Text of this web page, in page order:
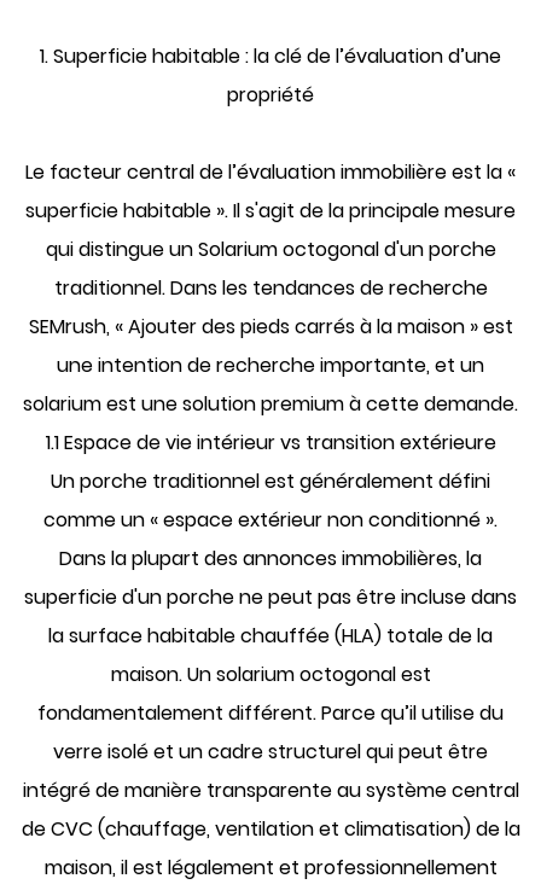
1. Superficie habitable : la clé de l’évaluation d’une
propriété
Le facteur central de l’évaluation immobilière est la «
superficie habitable ». Il s'agit de la principale mesure
qui distingue unSolarium octogonald'un porche
traditionnel. Dans les tendances de recherche
SEMrush, « Ajouter des pieds carrés à la maison » est
une intention de recherche importante, et un
solarium est une solution premium à cette demande.
1.1 Espace de vie intérieur vs transition extérieure
Un porche traditionnel est généralement défini
comme un « espace extérieur non conditionné ».
Dans la plupart des annonces immobilières, la
superficie d'un porche ne peut pas être incluse dans
la surface habitable chauffée (HLA) totale de la
maison. Un solarium octogonal est
fondamentalement différent. Parce qu’il utilise du
verre isolé et un cadre structurel qui peut être
intégré de manière transparente au système central
de CVC (chauffage, ventilation et climatisation) de la
maison, il est légalement et professionnellement